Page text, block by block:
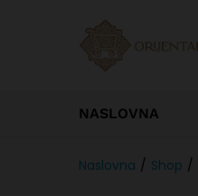
NASLOVNA
Naslovna / Shop /